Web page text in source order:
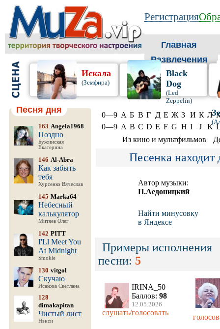
Регистрация
Главная
Развлечения
Искала
(Земфира)
Black
Dog
(Led
Zeppelin)
Песня дня
163 Angela1968
Поздно
Бужинская
Екатерина
146 Al-Abra
Как забыть
тебя
Хурсенко Вячеслав
145 Marka64
Небесный
калькулятор
Митяев Олег
142 PITT
I'Ll Meet You
At Midnight
Smokie
130 vitgol
Скучаю
Исакова Светлана
128
dimakapitan
Чистый лист
Нэнси
0—9 А Б В Г Д Е Ж З И К Л
0—9 A B C D E F G H I J K
Из кино и мультфильмов
Песенка находит
Автор музыки:
П.Аедоницкий
Найти минусовку
в Яндексе
Примеры исполнения
песни: 5
IRINA_50
Баллов: 98
12.05.2026
слушать/голосовать